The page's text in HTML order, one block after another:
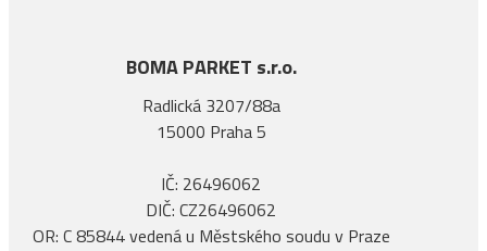
BOMA PARKET s.r.o.
Radlická 3207/88a
15000 Praha 5
IČ: 26496062
DIČ: CZ26496062
OR: C 85844 vedená u Městského soudu v Praze